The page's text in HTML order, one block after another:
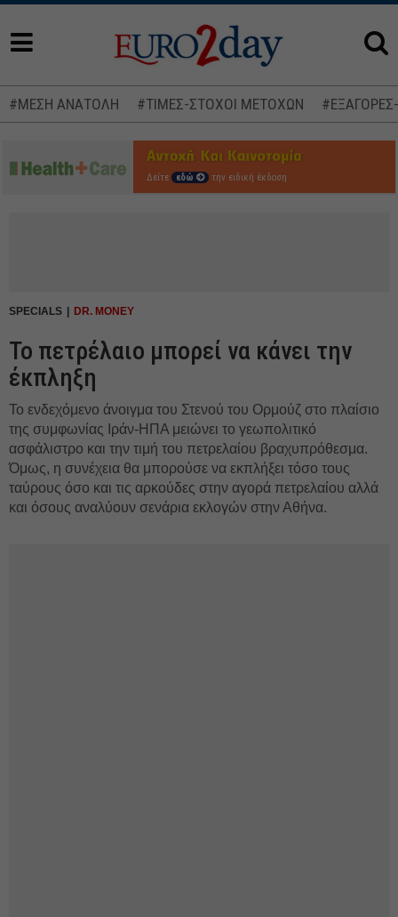
#ΜΕΣΗ ΑΝΑΤΟΛΗ #ΤΙΜΕΣ-ΣΤΟΧΟΙ ΜΕΤΟΧΩΝ
Δείτε εδώ την ειδική έκδοση
SPECIALS DR. MONEY
Το πετρέλαιο μπορεί να κάνει την
έκπληξη
Το ενδεχόμενο άνοιγμα του Στενού του Ορμούζ στο πλαίσιο
της συμφωνίας Ιράν-ΗΠΑ μειώνει το γεωπολιτικό
ασφάλιστρο και την τιμή του πετρελαίου βραχυπρόθεσμα.
Όμως, η συνέχεια θα μπορούσε να εκπλήξει τόσο τους
ταύρους όσο και τις αρκούδες στην αγορά πετρελαίου αλλά
και όσους αναλύουν σενάρια εκλογών στην Αθήνα.